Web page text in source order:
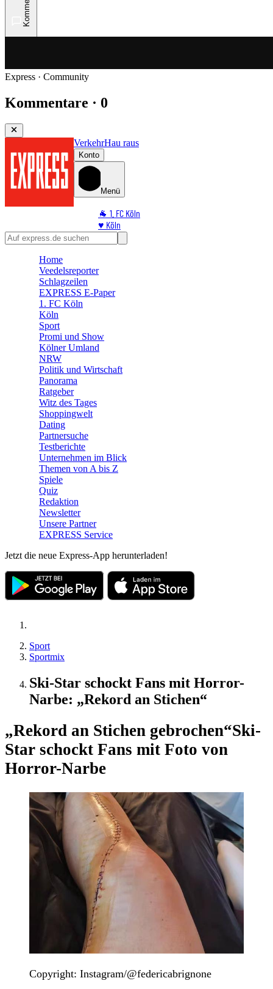
Express · Community
Kommentare · 0
VerkehrHau raus
Konto
Menü
🐐 1. FC Köln
♥️ Köln
⭐ Promi
🛒 Shoppingwelt
Home
Veedelsreporter
Schlagzeilen
EXPRESS E-Paper
1. FC Köln
Köln
Sport
Promi und Show
Kölner Umland
NRW
Politik und Wirtschaft
Panorama
Ratgeber
Witz des Tages
Shoppingwelt
Dating
Partnersuche
Testberichte
Unternehmen im Blick
Themen von A bis Z
Spiele
Quiz
Redaktion
Newsletter
Unsere Partner
EXPRESS Service
Jetzt die neue Express-App herunterladen!
Sport
Sportmix
Ski-Star schockt Fans mit Horror-
Narbe: „Rekord an Stichen“
„Rekord an Stichen gebrochen“Ski-
Star schockt Fans mit Foto von
Horror-Narbe
Copyright: Instagram/@federicabrignone